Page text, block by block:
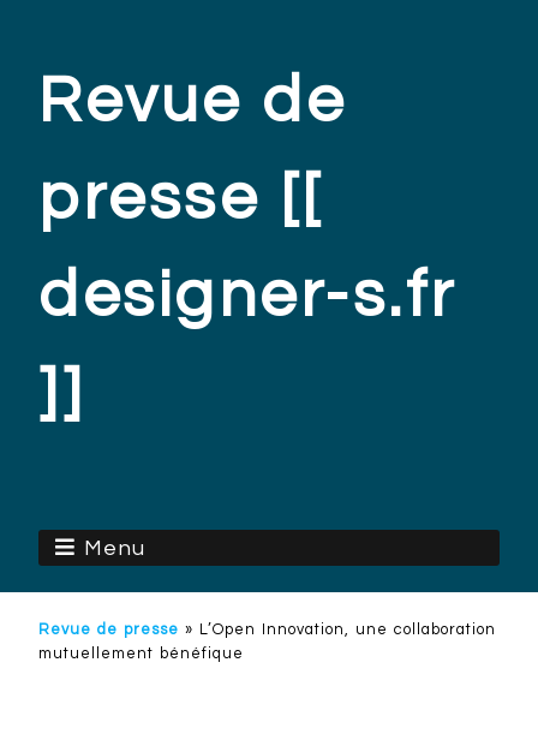
Revue de
presse [[
designer-s.fr
]]
Menu
Revue de presse »
L’Open Innovation, une collaboration
mutuellement bénéfique